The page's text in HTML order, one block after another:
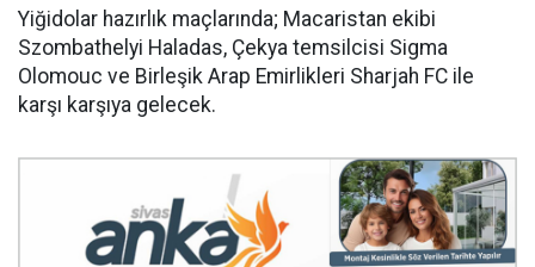
Yiğidolar hazırlık maçlarında; Macaristan ekibi
Szombathelyi Haladas, Çekya temsilcisi Sigma
Olomouc ve Birleşik Arap Emirlikleri Sharjah FC ile
karşı karşıya gelecek.